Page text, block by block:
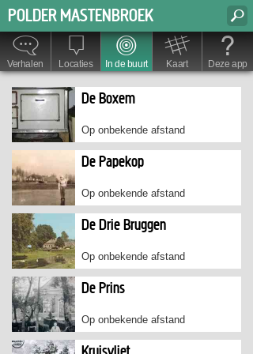
Overslaan en naar de algemene inhoud gaan
POLDER MASTENBROEK 6
Zoekveld
Zoeken
1
Verhalen 2
Locaties 3
In de buurt 4
Kaart 5
Deze app
De Boxem
Op onbekende afstand
De Papekop
Op onbekende afstand
De Drie Bruggen
Op onbekende afstand
De Prins
Op onbekende afstand
Kruisvliet